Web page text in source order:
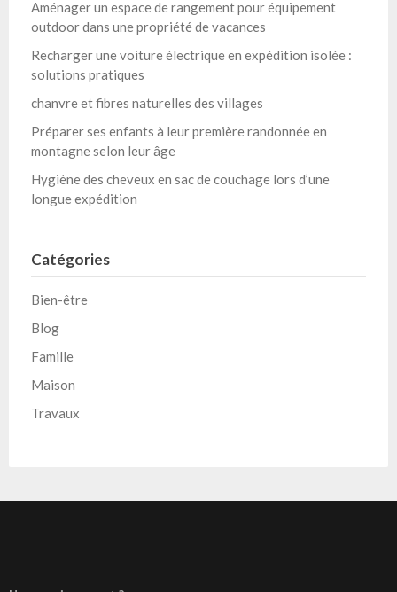
Aménager un espace de rangement pour équipement
outdoor dans une propriété de vacances
Recharger une voiture électrique en expédition isolée :
solutions pratiques
chanvre et fibres naturelles des villages
Préparer ses enfants à leur première randonnée en
montagne selon leur âge
Hygiène des cheveux en sac de couchage lors d’une
longue expédition
Catégories
Bien-être
Blog
Famille
Maison
Travaux